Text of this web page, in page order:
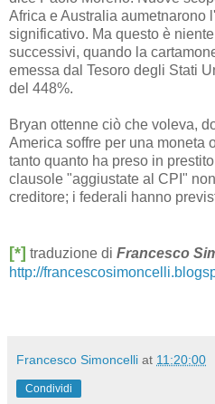
Africa e Australia aumetnarono
significativo. Ma questo è
successivi, quando la
emessa dal Tesoro degli Stati
del 448%.
Bryan ottenne ciò che voleva,
America soffre per una moneta
tanto quanto ha preso in
clausole "aggiustate al CPI"
creditore; i federali hanno
[*] traduzione di Francesco
http://
Francesco Simoncelli at 11:20:00
Condividi